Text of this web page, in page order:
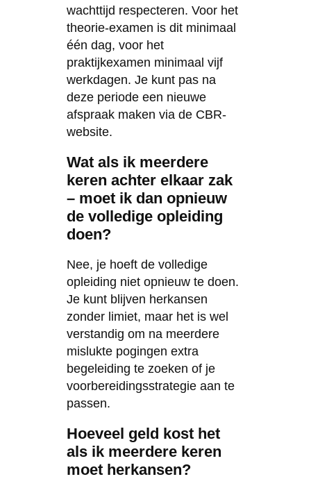
wachttijd respecteren. Voor het
theorie-examen is dit minimaal
één dag, voor het
praktijkexamen minimaal vijf
werkdagen. Je kunt pas na
deze periode een nieuwe
afspraak maken via de CBR-
website.
Wat als ik meerdere
keren achter elkaar zak
– moet ik dan opnieuw
de volledige opleiding
doen?
Nee, je hoeft de volledige
opleiding niet opnieuw te doen.
Je kunt blijven herkansen
zonder limiet, maar het is wel
verstandig om na meerdere
mislukte pogingen extra
begeleiding te zoeken of je
voorbereidingsstrategie aan te
passen.
Hoeveel geld kost het
als ik meerdere keren
moet herkansen?